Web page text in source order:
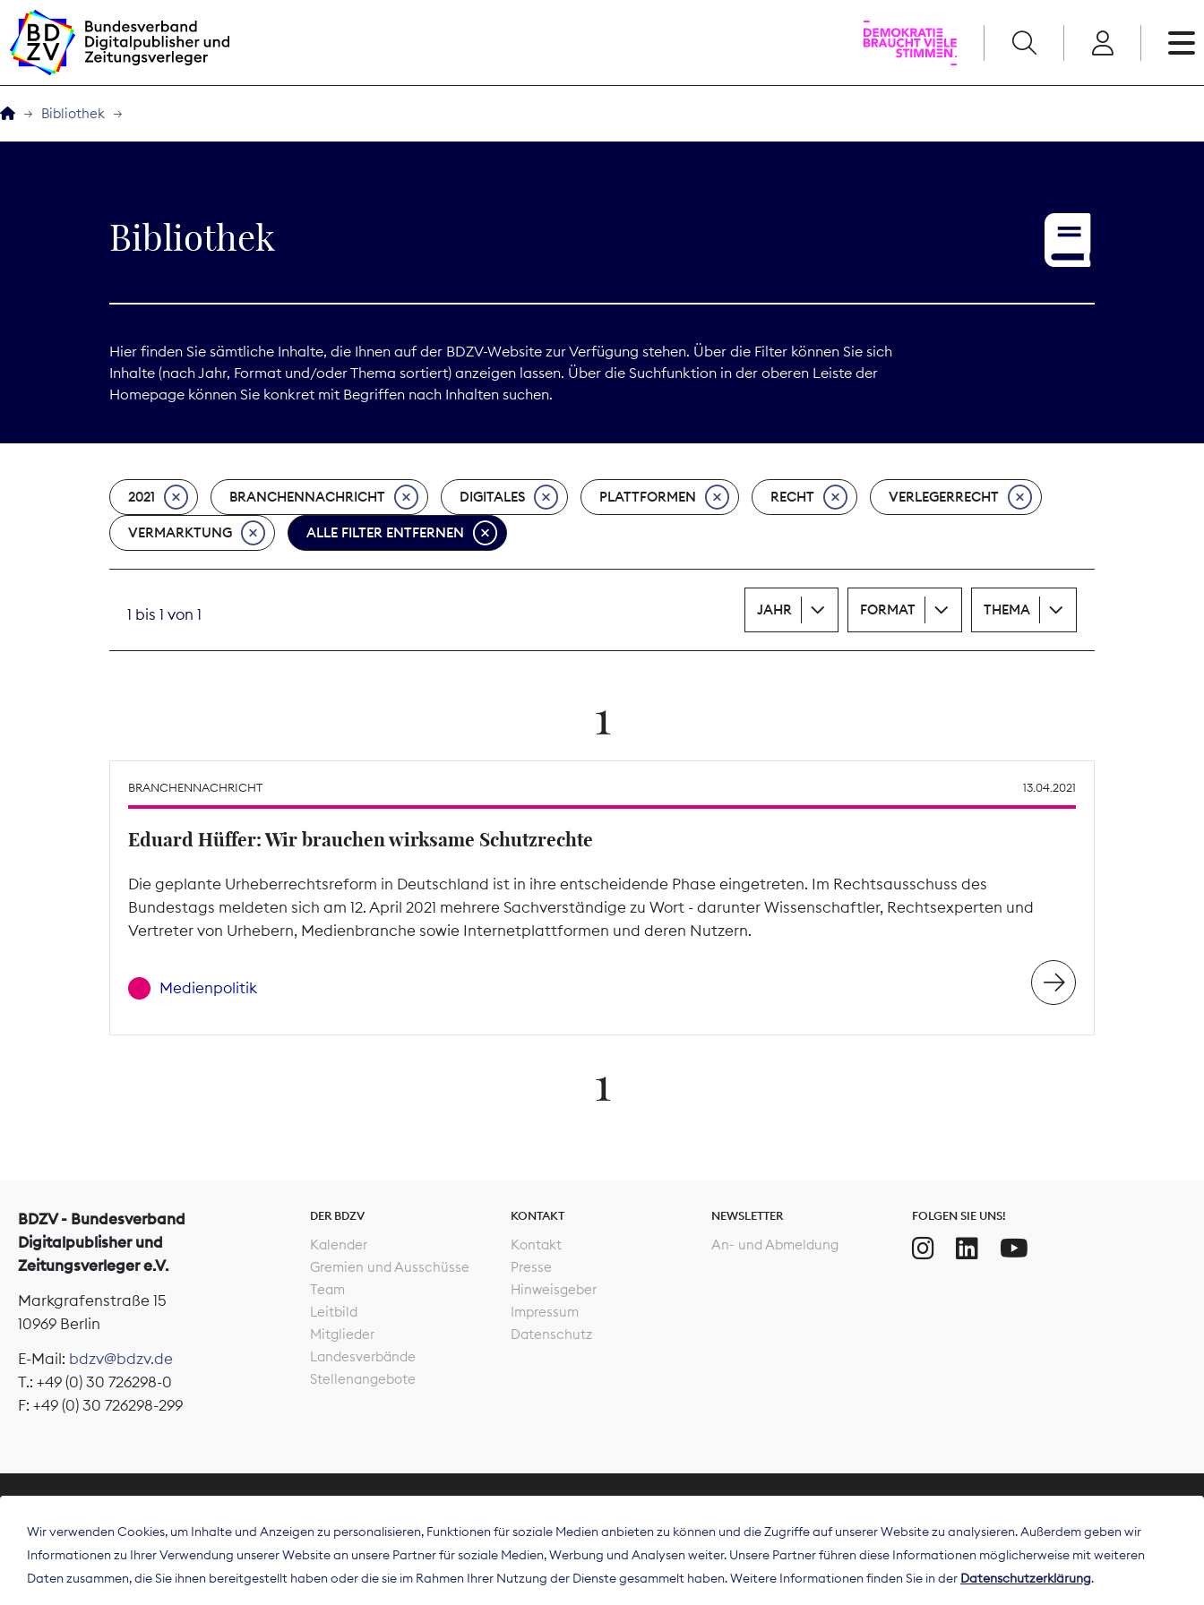
BDZVplus GmbH
Service
Print
Bibliothek
Bibliothek
Hier finden Sie sämtliche Inhalte, die Ihnen auf der BDZV-Website zur Verfügung stehen. Über die Filter können Sie sich
Inhalte (nach Jahr, Format und/oder Thema sortiert) anzeigen lassen. Über die Suchfunktion in der oberen Leiste der
Homepage können Sie konkret mit Begriffen nach Inhalten suchen.
2021 BRANCHENNACHRICHT DIGITALES PLATTFORMEN RECHT VERLEGERRECHT
VERMARKTUNG ALLE FILTER ENTFERNEN
1 bis 1 von 1 JAHR FORMAT THEMA
1
BRANCHENNACHRICHT 13.04.2021
Eduard Hüffer: Wir brauchen wirksame Schutzrechte
Die geplante Urheberrechtsreform in Deutschland ist in ihre entscheidende Phase eingetreten. Im Rechtsausschuss des
Bundestags meldeten sich am 12. April 2021 mehrere Sachverständige zu Wort - darunter Wissenschaftler, Rechtsexperten und
Vertreter von Urhebern, Medienbranche sowie Internetplattformen und deren Nutzern.
Medienpolitik
1
BDZV - Bundesverband
Digitalpublisher und
Zeitungsverleger e.V.
Markgrafenstraße 15
10969 Berlin
E-Mail: bdzv@bdzv.de
T.: +49 (0) 30 726298-0
F: +49 (0) 30 726298-299
DER BDZV
Kalender
Gremien und Ausschüsse
Team
Leitbild
Mitglieder
Landesverbände
Stellenangebote
KONTAKT
Kontakt
Presse
Hinweisgeber
Impressum
Datenschutz
NEWSLETTER
An- und Abmeldung
FOLGEN SIE UNS!
Der Bundesverband Digitalpublisher und Zeitungsverleger (BDZV) vertritt als
Spitzenorganisation die Interessen der Zeitungsverlage und digitalen Publisher in
Deutschland und auf EU-Ebene.
Wir verwenden Cookies, um Inhalte und Anzeigen zu personalisieren, Funktionen für soziale Medien anbieten zu können und die Zugriffe auf unserer Website zu analysieren. Außerdem geben wir
Informationen zu Ihrer Verwendung unserer Website an unsere Partner für soziale Medien, Werbung und Analysen weiter. Unsere Partner führen diese Informationen möglicherweise mit weiteren
Daten zusammen, die Sie ihnen bereitgestellt haben oder die sie im Rahmen Ihrer Nutzung der Dienste gesammelt haben. Weitere Informationen finden Sie in der Datenschutzerklärung.